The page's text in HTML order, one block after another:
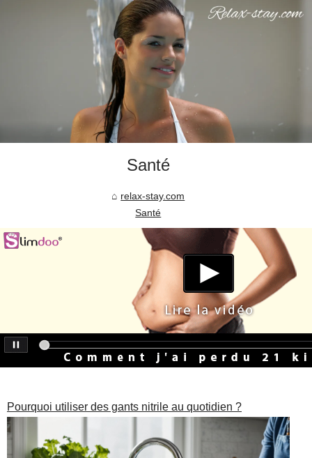
Santé
relax-stay.com
Santé
Pourquoi utiliser des gants nitrile au quotidien ?